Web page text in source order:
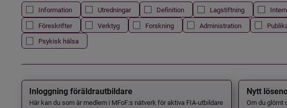
Information Utredningar Definition Lagstiftning
Föreskrifter
Verktyg Forskning Administration
Psykisk hälsa
Inloggning föräldrautbildare
Här kan du som är medlem i MFoF:s nätverk för aktiva FIA-utbildare
Nytt
Om du glömt